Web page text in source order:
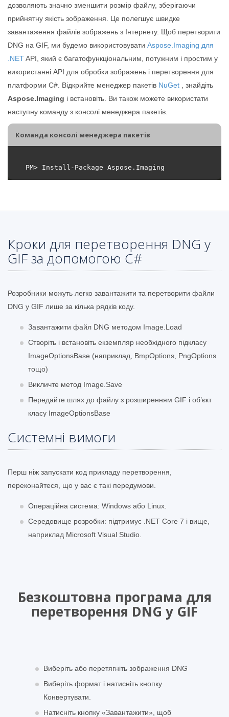
дозволяють значно зменшити розмір файлу, зберігаючи
прийнятну якість зображення. Це полегшує швидке
завантаження файлів зображень з Інтернету. Щоб перетворити
DNG на GIF, ми будемо використовувати Aspose.Imaging для
.NETAPI, який є багатофункціональним, потужним і простим у
використанні API для обробки зображень і перетворення для
платформи C#. Відкрийте менеджер пакетів NuGet , знайдіть
Aspose.Imaging і встановіть. Ви також можете використати
наступну команду з консолі менеджера пакетів.
Команда консолі менеджера пакетів
Кроки для перетворення DNG у
GIF за допомогою C#
Розробники можуть легко завантажити та перетворити файли
DNG у GIF лише за кілька рядків коду.
Завантажити файл DNG методом Image.Load
Створіть і встановіть екземпляр необхідного підкласу
ImageOptionsBase (наприклад, BmpOptions, PngOptions
тощо)
Викличте метод Image.Save
Передайте шлях до файлу з розширенням GIF і об’єкт
класу ImageOptionsBase
Системні вимоги
Перш ніж запускати код прикладу перетворення,
переконайтеся, що у вас є такі передумови.
Операційна система: Windows або Linux.
Середовище розробки: підтримує .NET Core 7 і вище,
наприклад Microsoft Visual Studio.
Безкоштовна програма для
перетворення DNG у GIF
Виберіть або перетягніть зображення DNG
Виберіть формат і натисніть кнопку
Конвертувати.
Натисніть кнопку «Завантажити», щоб